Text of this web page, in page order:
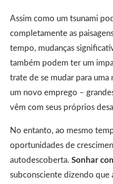
Assim como um tsunami
completamente as
tempo, mudanças
também podem ter um
trate de se mudar para uma
um novo emprego –
vêm com seus próprios
No entanto, ao mesmo
oportunidades de
autodescoberta. Sonhar
subconsciente dizendo que